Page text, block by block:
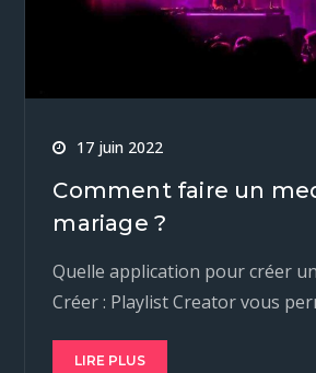
17 juin 2022
Comment faire un
mariage ?
Quelle application pour créer
Créer : Playlist Creator vous
LIRE PLUS